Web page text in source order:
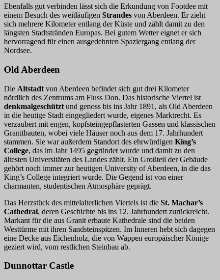
Ebenfalls gut verbinden lässt sich die Erkundung von Footdee mit
einem Besuch des weitläufigen Strandes von Aberdeen. Er zieht
sich mehrere Kilometer entlang der Küste und zählt damit zu den
längsten Stadtstränden Europas. Bei gutem Wetter eignet er sich
hervorragend für einen ausgedehnten Spaziergang entlang der
Nordsee.
Old Aberdeen
Die Altstadt von Aberdeen befindet sich gut drei Kilometer
nördlich des Zentrums am Fluss Don. Das historische Viertel ist
denkmalgeschützt und genoss bis ins Jahr 1891, als Old Aberdeen
in die heutige Stadt eingegliedert wurde, eigenes Marktrecht. Es
verzaubert mit engen, kopfsteingepflasterten Gassen und klassischen
Granitbauten, wobei viele Häuser noch aus dem 17. Jahrhundert
stammen. Sie war außerdem Standort des ehrwürdigen King’s
College, das im Jahr 1495 gegründet wurde und damit zu den
ältesten Universitäten des Landes zählt. Ein Großteil der Gebäude
gehört noch immer zur heutigen University of Aberdeen, in die das
King’s College integriert wurde. Die Gegend ist von einer
charmanten, studentischen Atmosphäre geprägt.
Das Herzstück des mittelalterlichen Viertels ist die St. Machar’s
Cathedral, deren Geschichte bis ins 12. Jahrhundert zurückreicht.
Markant für die aus Granit erbaute Kathedrale sind die beiden
Westtürme mit ihren Sandsteinspitzen. Im Inneren hebt sich dagegen
eine Decke aus Eichenholz, die von Wappen europäischer Könige
geziert wird, vom restlichen Steinbau ab.
Dunnottar Castle